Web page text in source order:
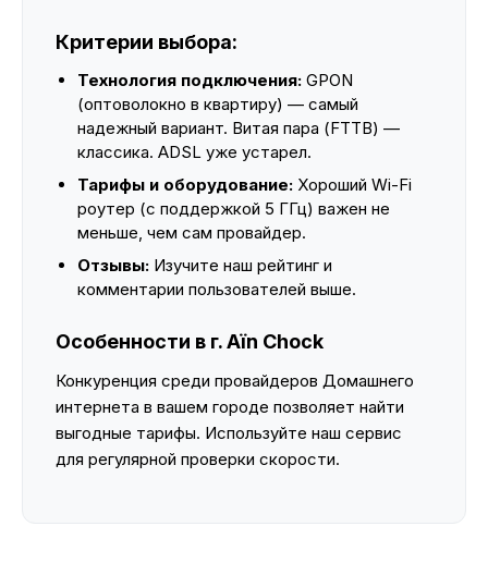
Критерии выбора:
Технология подключения: GPON
(оптоволокно в квартиру) — самый
надежный вариант. Витая пара (FTTB) —
классика. ADSL уже устарел.
Тарифы и оборудование: Хороший Wi-Fi
роутер (с поддержкой 5 ГГц) важен не
меньше, чем сам провайдер.
Отзывы: Изучите наш рейтинг и
комментарии пользователей выше.
Особенности в г. Aïn Chock
Конкуренция среди провайдеров Домашнего
интернета в вашем городе позволяет найти
выгодные тарифы. Используйте наш сервис
для регулярной проверки скорости.